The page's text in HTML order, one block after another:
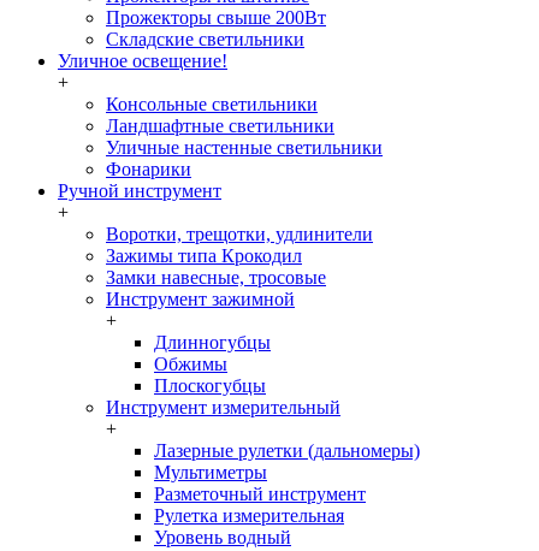
Прожекторы свыше 200Вт
Складские светильники
Уличное освещение!
+
Консольные светильники
Ландшафтные светильники
Уличные настенные светильники
Фонарики
Ручной инструмент
+
Воротки, трещотки, удлинители
Зажимы типа Крокодил
Замки навесные, тросовые
Инструмент зажимной
+
Длинногубцы
Обжимы
Плоскогубцы
Инструмент измерительный
+
Лазерные рулетки (дальномеры)
Мультиметры
Разметочный инструмент
Рулетка измерительная
Уровень водный